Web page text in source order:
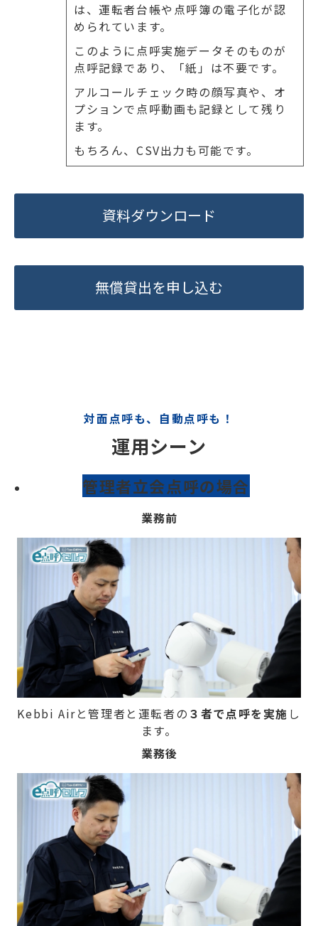
は、運転者台帳や点呼簿の電子化が認
められています。
このように点呼実施データそのものが
点呼記録であり、「紙」は不要です。
アルコールチェック時の顔写真や、オ
プションで点呼動画も記録として残り
ます。
もちろん、CSV出力も可能です。
資料ダウンロード
無償貸出を申し込む
対面点呼も、自動点呼も！
運用シーン
管理者立会点呼の場合
業務前
Kebbi Airと管理者と運転者の ３者で点呼を実施 し
ます。
業務後